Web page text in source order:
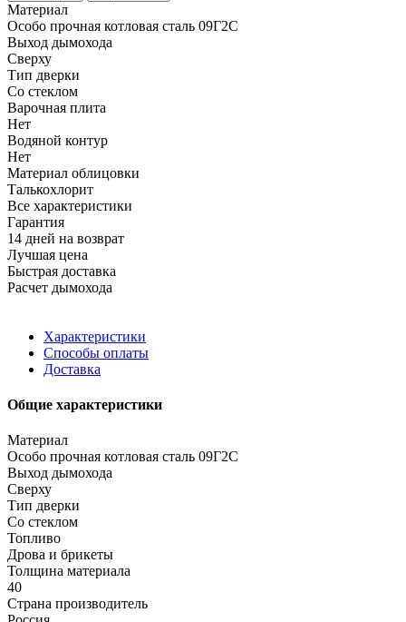
Материал
Особо прочная котловая сталь 09Г2С
Выход дымохода
Сверху
Тип дверки
Со стеклом
Варочная плита
Нет
Водяной контур
Нет
Материал облицовки
Талькохлорит
Все характеристики
Гарантия
14 дней на возврат
Лучшая цена
Быстрая доставка
Расчет дымохода
Характеристики
Способы оплаты
Доставка
Общие характеристики
Материал
Особо прочная котловая сталь 09Г2С
Выход дымохода
Сверху
Тип дверки
Со стеклом
Топливо
Дрова и брикеты
Толщина материала
40
Страна производитель